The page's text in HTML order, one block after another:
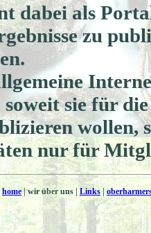
dabei als
zu
sie für
wollen,
nur für
home |wir über uns Links